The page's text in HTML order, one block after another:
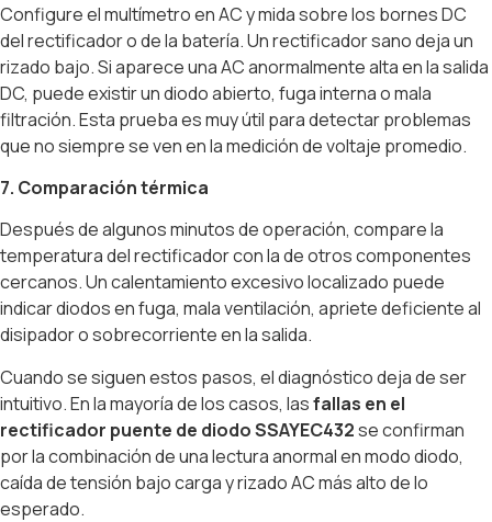
Configure el multímetro en AC y mida sobre los bornes DC
del rectificador o de la batería. Un rectificador sano deja un
rizado bajo. Si aparece una AC anormalmente alta en la salida
DC, puede existir un diodo abierto, fuga interna o mala
filtración. Esta prueba es muy útil para detectar problemas
que no siempre se ven en la medición de voltaje promedio.
7. Comparación térmica
Después de algunos minutos de operación, compare la
temperatura del rectificador con la de otros componentes
cercanos. Un calentamiento excesivo localizado puede
indicar diodos en fuga, mala ventilación, apriete deficiente al
disipador o sobrecorriente en la salida.
Cuando se siguen estos pasos, el diagnóstico deja de ser
intuitivo. En la mayoría de los casos, lasfallas en el
rectificador puente de diodo SSAYEC432se confirman
por la combinación de una lectura anormal en modo diodo,
caída de tensión bajo carga y rizado AC más alto de lo
esperado.